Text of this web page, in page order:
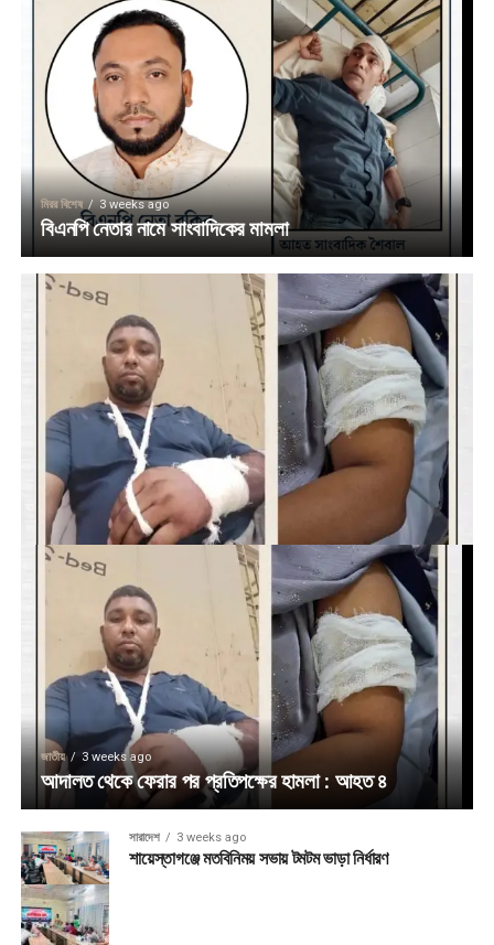
মিরর বিশেষ 3 weeks ago
বিএনপি নেতার নামে সাংবাদিকের মামলা
জাতীয় 3 weeks ago
আদালত থেকে ফেরার পর প্রতিপক্ষের হামলা : আহত ৪
সারাদেশ 3 weeks ago
শায়েস্তাগঞ্জে মতবিনিময় সভায় টমটম ভাড়া নির্ধারণ